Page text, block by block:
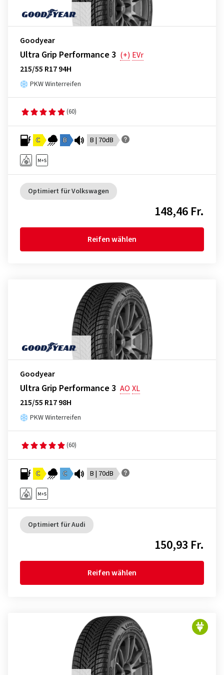
Goodyear
Ultra Grip Performance 3 (+) EVr
215/55 R17 94H
PKW Winterreifen
(60)
C B B | 70dB
Optimiert für Volkswagen
148,46 Fr.
Reifen wählen
Goodyear
Ultra Grip Performance 3 AO XL
215/55 R17 98H
PKW Winterreifen
(60)
C C B | 70dB
Optimiert für Audi
150,93 Fr.
Reifen wählen